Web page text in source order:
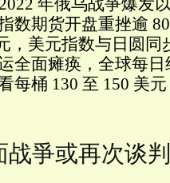
年俄乌战爭爆发
数期货开盘重挫逾
，美元指数与日圆同
全面瘫痪，全球每日
每桶 130 至 150 美
战爭或再次谈